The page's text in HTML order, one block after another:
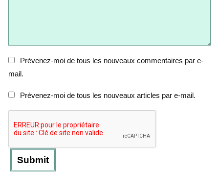
Prévenez-moi de tous les nouveaux commentaires par e-
mail.
Prévenez-moi de tous les nouveaux articles par e-mail.